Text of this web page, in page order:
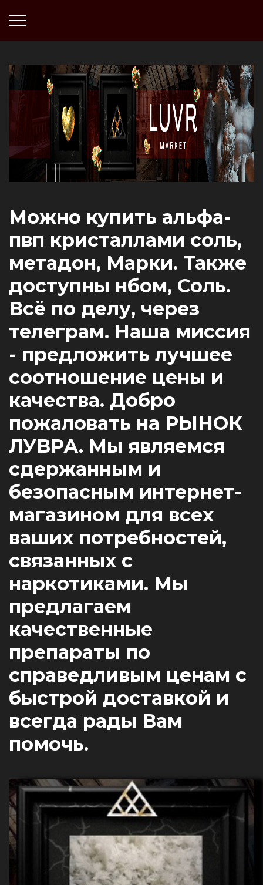
Можно купить альфа-
пвп кристаллами соль,
метадон, Марки. Также
доступны нбом, Соль.
Всё по делу, через
телеграм. Наша миссия
- предложить лучшее
соотношение цены и
качества. Добро
пожаловать на РЫНОК
ЛУВРА. Мы являемся
сдержанным и
безопасным интернет-
магазином для всех
ваших потребностей,
связанных с
наркотиками. Мы
предлагаем
качественные
препараты по
справедливым ценам с
быстрой доставкой и
всегда рады Вам
помочь.